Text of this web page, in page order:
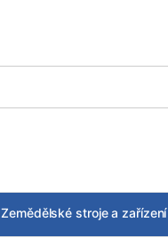
Zemědělské stroje a zařízení